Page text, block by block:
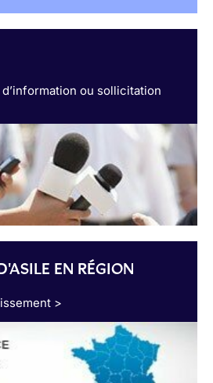
ou sollicitation
EN RÉGION
>